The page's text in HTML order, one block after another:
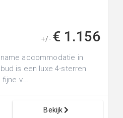
+/- € 1.156
accommodatie in
is een luxe 4-sterren
v...
Bekijk